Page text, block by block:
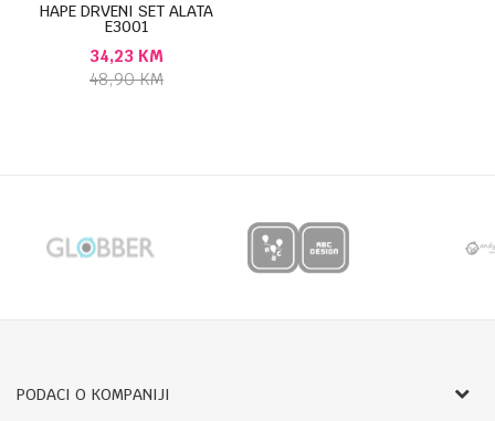
HAPE DRVENI SET ALATA
E3001
34,23 KM
48,90KM
PODACI O KOMPANIJI